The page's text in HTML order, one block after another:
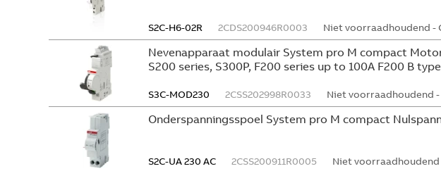
S2C-H6-02R 2CDS200946R0003 Niet voorraadhoudend -
Nevenapparaat modulair System pro M compact
S200 series, S300P, F200 series up to 100A F200 B
S3C-MOD230 2CSS202998R0033 Niet voorraadhoudend
Onderspanningsspoel System pro M compact
S2C-UA 230 AC 2CSS200911R0005 Niet